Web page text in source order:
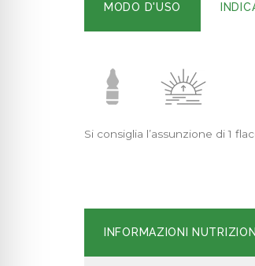
MODO D'USO
Si consiglia l’assunzione di 1
INFORMAZIONI